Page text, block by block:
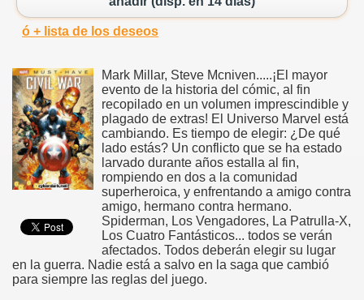
ó + lista de los deseos
Mark Millar, Steve Mcniven.....¡El mayor
evento de la historia del cómic, al fin
recopilado en un volumen imprescindible y
plagado de extras! El Universo Marvel está
cambiando. Es tiempo de elegir: ¿De qué
lado estás? Un conflicto que se ha estado
larvado durante años estalla al fin,
rompiendo en dos a la comunidad
superheroica, y enfrentando a amigo contra
amigo, hermano contra hermano.
Spiderman, Los Vengadores, La Patrulla-X,
Los Cuatro Fantásticos... todos se verán
afectados. Todos deberán elegir su lugar
en la guerra. Nadie está a salvo en la saga que cambió
para siempre las reglas del juego.